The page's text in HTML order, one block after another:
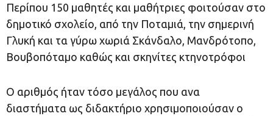
Περίπου 150 μαθητές και μαθήτριες φοιτούσαν στο
δημοτικό σχολείο, από την Ποταμιά, την σημερινή
Γλυκή και τα γύρω χωριά Σκάνδαλο, Μανδρότοπο,
Βουβοπόταμο καθώς και σκηνίτες κτηνοτρόφοι
Ο αριθμός ήταν τόσο μεγάλος που ανα
διαστήματα ως διδακτήριο χρησιμοποιούσαν ο